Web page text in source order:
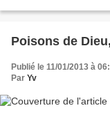
Poisons de
Publié le 11/01/2013 à
Par Yv